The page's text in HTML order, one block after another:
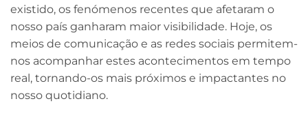
existido, os fenómenos recentes que afetaram o
nosso país ganharam maior visibilidade. Hoje, os
meios de comunicação e as redes sociais permitem-
nos acompanhar estes acontecimentos em tempo
real, tornando-os mais próximos e impactantes no
nosso quotidiano.